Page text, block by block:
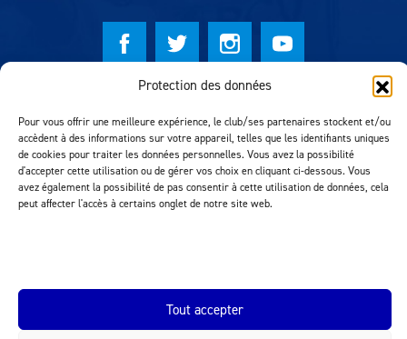
Protection des données
Pour vous offrir une meilleure expérience, le club/ses partenaires stockent et/ou
accèdent à des informations sur votre appareil, telles que les identifiants uniques
de cookies pour traiter les données personnelles. Vous avez la possibilité
d'accepter cette utilisation ou de gérer vos choix en cliquant ci-dessous. Vous
avez également la possibilité de pas consentir à cette utilisation de données, cela
peut affecter l'accès à certains onglet de notre site web.
Tout accepter
© Lausanne Sport Football Club 2026
Réalisation MTM Agency